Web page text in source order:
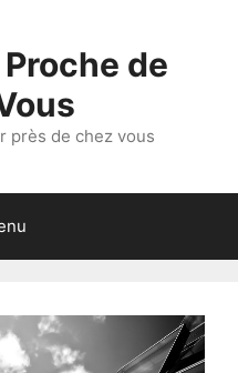
de
près de chez vous